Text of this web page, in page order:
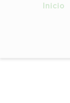
Inicio